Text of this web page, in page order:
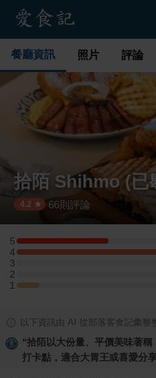
餐廳資訊 照片 評論
拾陌 Shihmo (已
4.2 ·66則評論
5
5 星：4 則評論
4
4 星：10 則評論
3
3 星：0 則評論
2
2 星：0 則評論
1
1 星：1 則評論
以下資訊由 AI 從部落客食記彙整
“拾陌以大份量、平價美味著
打卡點，適合大胃王或喜愛分享